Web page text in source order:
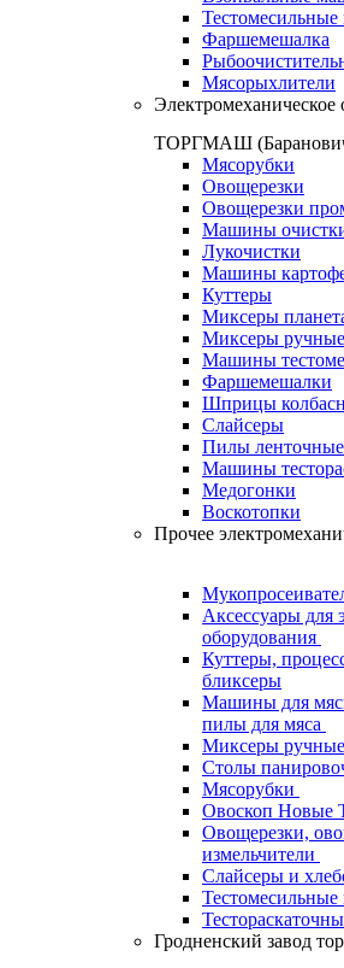
Фаршемешалка
Мясорыхлители
Электромеханическое
ТОРГМАШ
Мясорубки
Овощерезки
Овощерезки
Машины
Лукочистки
Машины
Куттеры
Миксеры
Миксеры
Машины
Фаршемешалки
Шприцы
Слайсеры
Пилы ленточные
Машины
Медогонки
Воскотопки
Прочее
Аксессуары для
оборудования
Куттеры,
бликсеры
Машины для
пилы для мяса
Миксеры ручные
Столы
Мясорубки
Овоскоп Новые
Овощерезки,
измельчители
Слайсеры и
Гродненский завод